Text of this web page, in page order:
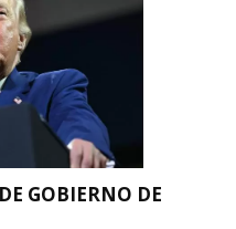
GOBIERNO DE